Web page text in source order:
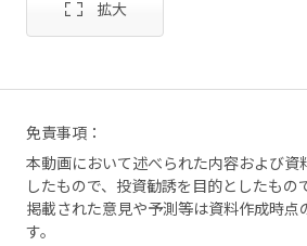
免責事項：
本動画において述べられた内容および資
したもので、投資勧誘を目的としたもの
掲載された意見や予測等は資料作成時点
す。